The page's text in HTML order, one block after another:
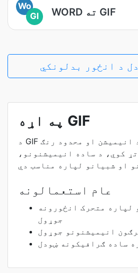
Wo
GI
WORD ته GIF
په اړه GIF
د GIF فایلونه د انیمیشن او محدود رنګ
کوي، د ساده انیمیشنونو،
عام استعمالونه
لپاره متحرک انځورونه
جوړول
انیمیشنونو جوړول
ساده ګرافیکونه ښودل